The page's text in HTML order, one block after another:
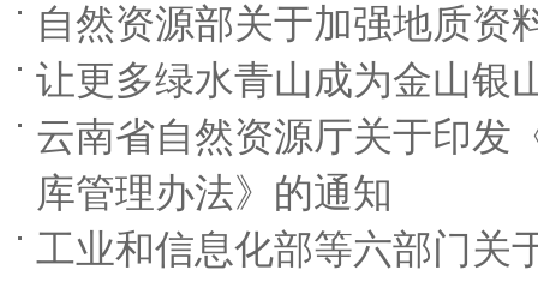
自然资源部关于加强地质资
让更多绿水青山成为金山银
云南省自然资源厅关于印发
库管理办法》的通知
工业和信息化部等六部门关